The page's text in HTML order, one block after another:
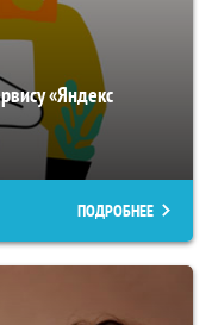
«Яндекс
ПОДРОБНЕЕ